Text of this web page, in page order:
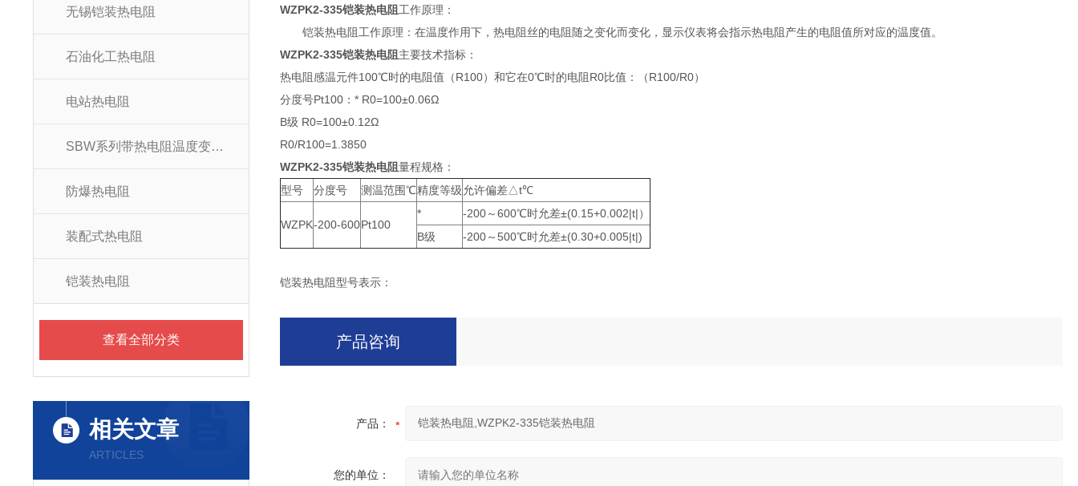
无锡铠装热电阻
石油化工热电阻
电站热电阻
SBW系列带热电阻温度变送器
防爆热电阻
装配式热电阻
铠装热电阻
查看全部分类
相关文章
ARTICLES
WZPK2-335铠装热电阻 工作原理：
铠装热电阻工作原理：在温度作用下，热电阻丝的电阻随之变化而变化，显示仪表将会指示热电阻产生的电阻值所对应的温度值。
WZPK2-335铠装热电阻 主要技术指标：
热电阻感温元件100℃时的电阻值（R100）和它在0℃时的电阻R0比值：（R100/R0）
分度号Pt100：* R0=100±0.06Ω
B级 R0=100±0.12Ω
R0/R100=1.3850
WZPK2-335铠装热电阻量程规格：
型号
分度号 测温范围℃精度等级 允许偏差△t℃
WZPK-200-600Pt100
*
-200～600℃时允差±(0.15+0.002|t|）
B级
-200～500℃时允差±(0.30+0.005|t|)
铠装热电阻型号表示：
产品咨询
产品：
您的单位：